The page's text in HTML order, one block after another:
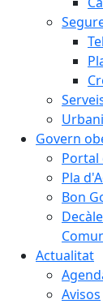
Govern
Portal
Pla
Bon
Actualitat
Avisos